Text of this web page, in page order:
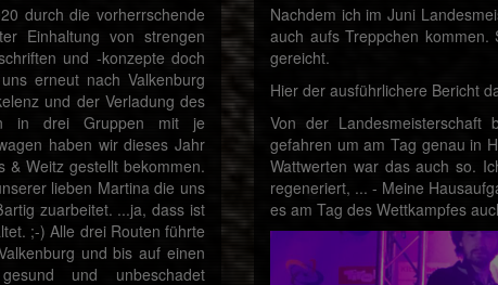
durch die vorherrschende
Einhaltung von strengen
und -konzepte doch
erneut nach Valkenburg
und der Verladung des
in drei Gruppen mit je
haben wir dieses Jahr
& Weitz gestellt bekommen.
lieben Martina die uns
zuarbeitet. ...ja, dass ist
;-) Alle drei Routen führte
und bis auf einen
und unbeschadet
Nachdem ich im Juni
auch aufs Treppchen
gereicht.
Hier der ausführlichere Bericht
Von der
gefahren um am Tag genau in
Wattwerten war das auch so.
regeneriert, ... - Meine
es am Tag des Wettkampfes